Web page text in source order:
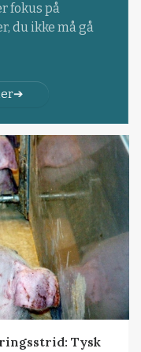
fokus på
du ikke må gå
Tysk